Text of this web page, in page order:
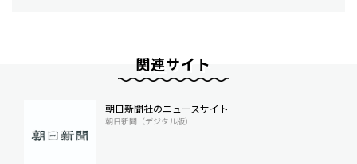
関連サイト
朝日新聞社のニュースサイト
朝日新聞（デジタル版）